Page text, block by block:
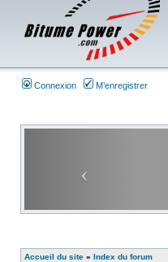
Connexion M’enregistrer
Accueil du site » Index du forum